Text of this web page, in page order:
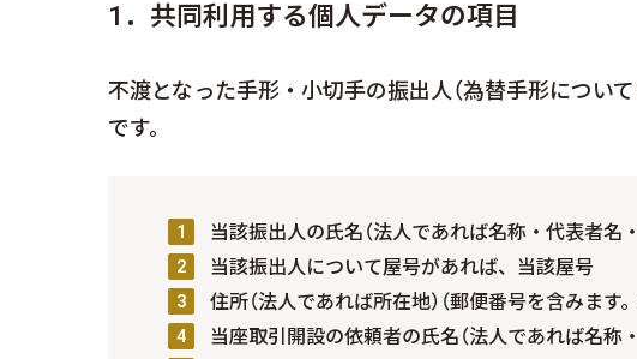
1．共同利用する個人データの項目
不渡となった手形・小切手の振出人（為替手形につい
です。
当該振出人の氏名（法人であれば名称・代表者名
当該振出人について屋号があれば、当該屋号
住所（法人であれば所在地）（郵便番号を含みます。
当座取引開設の依頼者の氏名（法人であれば名称